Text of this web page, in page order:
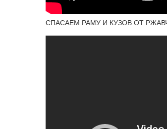
СПАСАЕМ РАМУ И КУЗОВ ОТ